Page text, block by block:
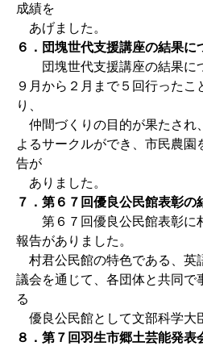
成績を
あげました。
６．団塊世代支援講座の結果に
団塊世代支援講座の結果につ
９月から２月まで５回行ったこ
り、
仲間づくりの目的が果たされ
よるサークルができ、市民農園
告が
ありました。
７．第６７回優良公民館表彰の
第６７回優良公民館表彰に
報告がありました。
村君公民館の特色である、英
議会を通じて、各団体と共同で
る
優良公民館として文部科学大
８．第７回羽生市郷土芸能発表